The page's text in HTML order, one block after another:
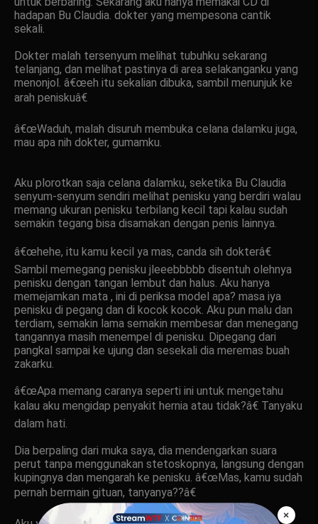
hadapan Bu Claudia. dokter yang mempesona cantik
sekali.
Dokter malah tersenyum melihat tubuhku sekarang
telanjang, dan melihat pastinya di area selakanganku yang
menonjol. â€œeh itu sekalian dibuka, sambil menunjuk ke
arah peniskuâ€
â€œWaduh, malah disuruh membuka celana dalamku juga,
mau apa nih dokter, gumamku.
Aku plorotkan saja celana dalamku, seketika Bu Claudia
senyum-senyum sendiri melihat penisku yang berdiri walau
memang ukuran penisku terbilang kecil tapi kalau sudah
semakin tegang bisa disamakan dengan penis lainnya.
â€œhehe, itu kamu kecil ya mas, canda sih dokterâ€
Sambil memegang penisku jleeebbbbb disentuh olehnya
penisku dengan tangan lembut dan halus. Aku hanya
memejamkan mata , ini di periksa model apa? masa iya
penisku di pegang dan di kocok kocok. Aku pun malu dan
terdiam, semakin lama semakin membesar dan menegang
tangannya masih menempel di penisku. Dipegang dari
pangkal sampai ke ujung dan sesekali dia meremas buah
zakarku.
â€œApa memang caranya seperti ini untuk mengetahu
kalau aku mengidap penyakit hernia atau tidak?â€ Tanyaku
dalam hati.
Dia berpaling dari muka saya, dia mendengarkan suara
perut tanpa menggunakan stetoskopnya, langsung dengan
kupingnya dan mengarah ke penisku. â€œMas, kamu sudah
pernah bermain gituan, tanyanya??â€
×